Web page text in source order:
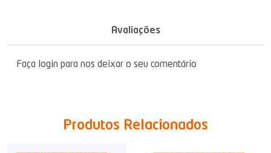
Avaliações
Faça login para nos deixar o seu comentário
Produtos Relacionados